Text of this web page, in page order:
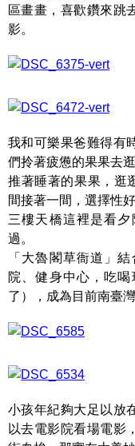
區畫畫，喜歡鑽來跳
影。
我和可樂果爸難得有
們拎著疲憊的果果去
推著睡著的果果，逛
間接著一間，選擇性好
三樓天橋這裡是看
過。
「大魯閣草衙道」
院、健身中心，吃
了），成為目前南臺
小孩年紀夠大足以放
以去電影院看場電影